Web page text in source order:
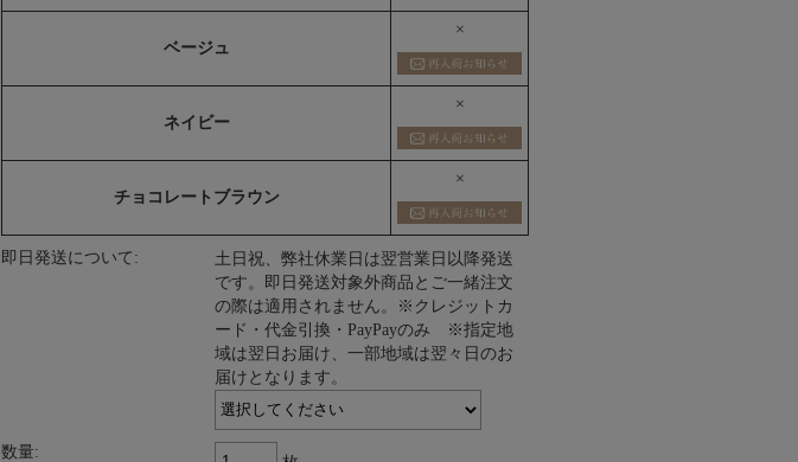
ベージュ
×
ネイビー
×
チョコレートブラウン
×
即日発送について:
土日祝、弊社休業日は翌営業日以降発送
です。即日発送対象外商品とご一緒注文
の際は適用されません。※クレジットカ
ード・代金引換・PayPayのみ ※指定地
域は翌日お届け、一部地域は翌々日のお
届けとなります。
数量: